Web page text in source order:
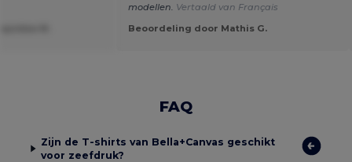
modellen. Vertaald van Français
Beoordeling door Mathis G.
FAQ
Zijn de T-shirts van Bella+Canvas geschikt
voor zeefdruk?